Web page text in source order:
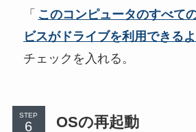
「 このコンピュータのすべて
ビスがドライブを利用できる
チェックを入れる。
STEP OSの再起動